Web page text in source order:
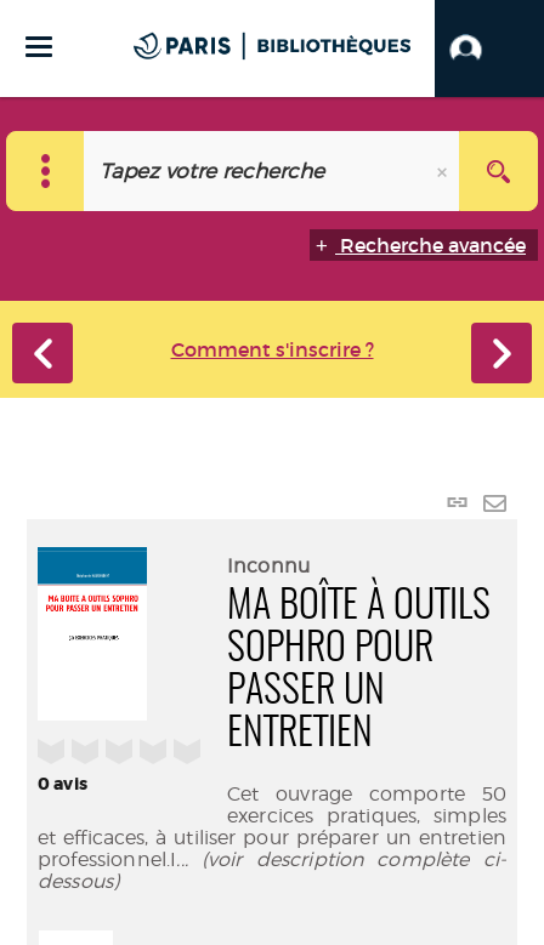
Recherche avancée
Comment s'inscrire ?
Lien
0avis
Inconnu
MA BOÎTE À OUTILS
SOPHRO POUR
PASSER UN
ENTRETIEN
Cet ouvrage comporte 50
exercices pratiques, simples
et efficaces, à utiliser pour préparer un entretien
professionnel.I... (voir description complète ci-
dessous)